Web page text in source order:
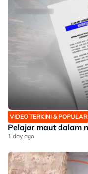
VIDEO TERKINI & POPULAR
Pelajar maut dalam
1 day ago